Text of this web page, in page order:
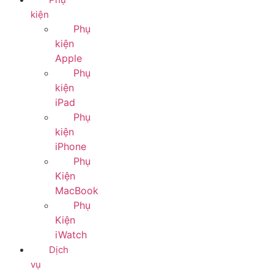
kiện
Phụ
kiện
Apple
Phụ
kiện
iPad
Phụ
kiện
iPhone
Phụ
Kiện
MacBook
Phụ
Kiện
iWatch
Dịch
vụ